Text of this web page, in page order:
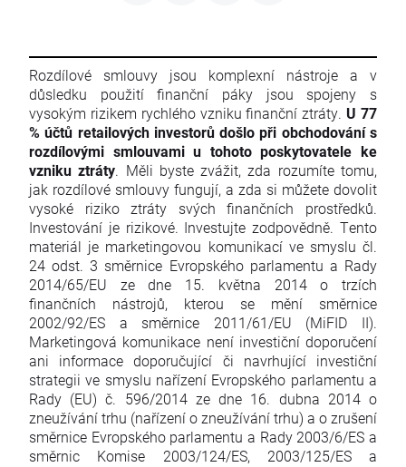
Rozdílové smlouvy jsou komplexní nástroje a v
důsledku použití finanční páky jsou spojeny s
vysokým rizikem rychlého vzniku finanční ztráty. U 77
% účtů retailových investorů došlo při obchodování s
rozdílovými smlouvami u tohoto poskytovatele ke
vzniku ztráty. Měli byste zvážit, zda rozumíte tomu,
jak rozdílové smlouvy fungují, a zda si můžete dovolit
vysoké riziko ztráty svých finančních prostředků.
Investování je rizikové. Investujte zodpovědně. Tento
materiál je marketingovou komunikací ve smyslu čl.
24 odst. 3 směrnice Evropského parlamentu a Rady
2014/65/EU ze dne 15. května 2014 o trzích
finančních nástrojů, kterou se mění směrnice
2002/92/ES a směrnice 2011/61/EU (MiFID II).
Marketingová komunikace není investiční doporučení
ani informace doporučující či navrhující investiční
strategii ve smyslu nařízení Evropského parlamentu a
Rady (EU) č. 596/2014 ze dne 16. dubna 2014 o
zneužívání trhu (nařízení o zneužívání trhu) a o zrušení
směrnice Evropského parlamentu a Rady 2003/6/ES a
směrnic Komise 2003/124/ES, 2003/125/ES a